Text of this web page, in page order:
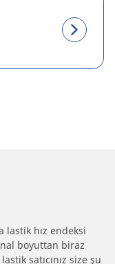
lastik hız endeksi
boyuttan biraz
satıcınız size şu